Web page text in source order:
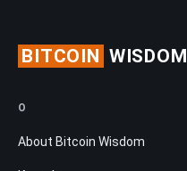
BITCOIN WISDOM
O
About Bitcoin Wisdom